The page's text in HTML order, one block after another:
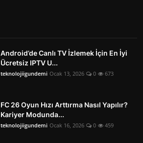
Android’de Canlı TV İzlemek İçin En İyi
Ücretsiz IPTV U...
teknolojiigundemi Ocak 13, 2026 0 673
FC 26 Oyun Hızı Arttırma Nasıl Yapılır?
Kariyer Modunda...
teknolojiigundemi Ocak 16, 2026 0 459